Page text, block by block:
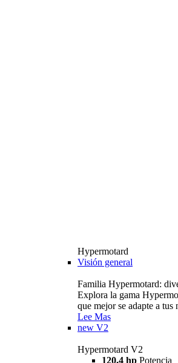
Hypermotard
Visión general
Familia Hypermotard:
Explora la gama
que mejor se adapte a tus
Lee Mas
new V2
Hypermotard V2
120,4 hp Potencia